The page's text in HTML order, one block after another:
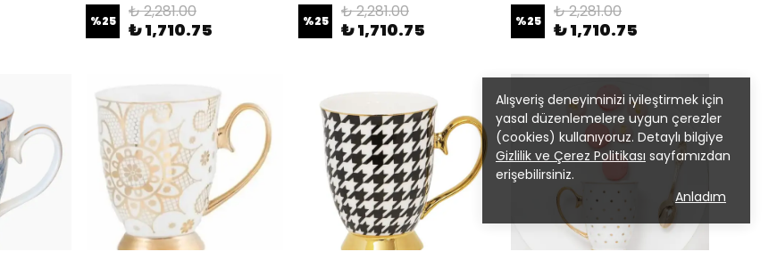
Alışveriş deneyiminizi iyileştirmek için
yasal düzenlemelere uygun çerezler
(cookies) kullanıyoruz. Detaylı bilgiye
Gizlilik ve Çerez Politikası sayfamızdan
erişebilirsiniz.
Anladım
%25 ₺ 2,281.00
₺ 1,710.75 %25 ₺ 2,281.00
₺ 1,710.75 %25 ₺ 2,281.00
₺ 1,710.75